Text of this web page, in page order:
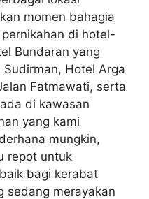
momen bahagia
di hotel-
Bundaran yang
Hotel Arga
Fatmawati, serta
di kawasan
yang kami
mungkin,
repot untuk
bagi kerabat
sedang merayakan